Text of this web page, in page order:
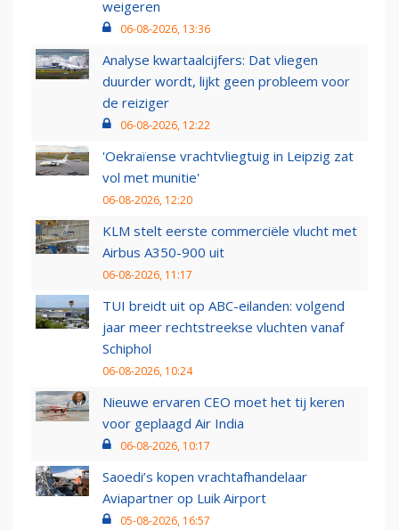
weigeren
06-08-2026, 13:36
Analyse kwartaalcijfers: Dat vliegen
duurder wordt, lijkt geen probleem voor
de reiziger
06-08-2026, 12:22
'Oekraïense vrachtvliegtuig in Leipzig zat
vol met munitie'
06-08-2026, 12:20
KLM stelt eerste commerciële vlucht met
Airbus A350-900 uit
06-08-2026, 11:17
TUI breidt uit op ABC-eilanden: volgend
jaar meer rechtstreekse vluchten vanaf
Schiphol
06-08-2026, 10:24
Nieuwe ervaren CEO moet het tij keren
voor geplaagd Air India
06-08-2026, 10:17
Saoedi’s kopen vrachtafhandelaar
Aviapartner op Luik Airport
05-08-2026, 16:57